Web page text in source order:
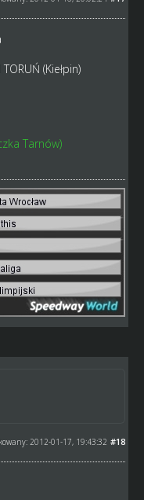
(Kiełpin)
Tarnów)
#18
2012-01-17, 19:43:32